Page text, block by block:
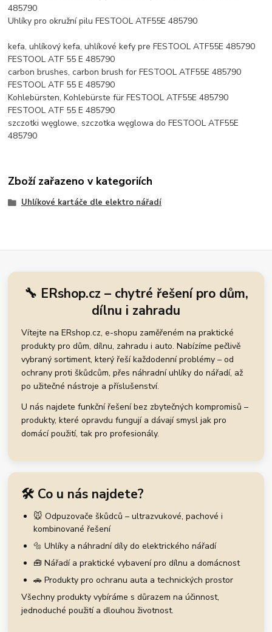
485790
Uhlíky pro okružní pilu FESTOOL ATF55E 485790
kefa, uhlíkový kefa, uhlíkové kefy pre FESTOOL ATF55E 485790
FESTOOL ATF 55 E 485790
carbon brushes, carbon brush for FESTOOL ATF55E 485790
FESTOOL ATF 55 E 485790
Kohlebürsten, Kohlebürste für FESTOOL ATF55E 485790
FESTOOL ATF 55 E 485790
szczotki węglowe, szczotka węglowa do FESTOOL ATF55E
485790
Zboží zařazeno v kategoriích
Uhlíkové kartáče dle elektro nářadí
🔧 ERshop.cz – chytré řešení pro dům,
dílnu i zahradu
Vítejte na ERshop.cz, e-shopu zaměřeném na praktické
produkty pro dům, dílnu, zahradu i auto. Nabízíme pečlivě
vybraný sortiment, který řeší každodenní problémy – od
ochrany proti škůdcům, přes náhradní uhlíky do nářadí, až
po užitečné nástroje a příslušenství.
U nás najdete funkční řešení bez zbytečných kompromisů –
produkty, které opravdu fungují a dávají smysl jak pro
domácí použití, tak pro profesionály.
🛠️ Co u nás najdete?
🐭 Odpuzovače škůdců – ultrazvukové, pachové i
kombinované řešení
🔩 Uhlíky a náhradní díly do elektrického nářadí
🧰 Nářadí a praktické vybavení pro dílnu a domácnost
🚗 Produkty pro ochranu auta a technických prostor
Všechny produkty vybíráme s důrazem na účinnost,
jednoduché použití a dlouhou životnost.